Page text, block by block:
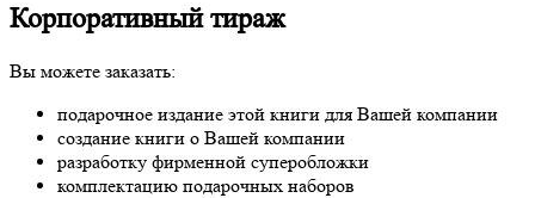
Корпоративный тираж
Вы можете заказать:
подарочное издание этой книги для Вашей компании
создание книги о Вашей компании
разработку фирменной суперобложки
комплектацию подарочных наборов